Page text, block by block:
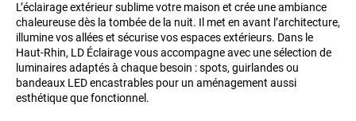
L’éclairage extérieur sublime votre maison et crée une ambiance
chaleureuse dès la tombée de la nuit. Il met en avant l’architecture,
illumine vos allées et sécurise vos espaces extérieurs. Dans le
Haut-Rhin, LD Éclairage vous accompagne avec une sélection de
luminaires adaptés à chaque besoin : spots, guirlandes ou
bandeaux LED encastrables pour un aménagement aussi
esthétique que fonctionnel.